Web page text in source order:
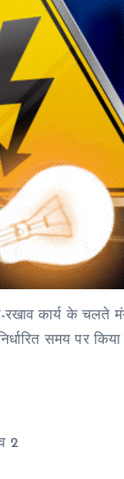
कार्य के चलते
समय पर किया
2